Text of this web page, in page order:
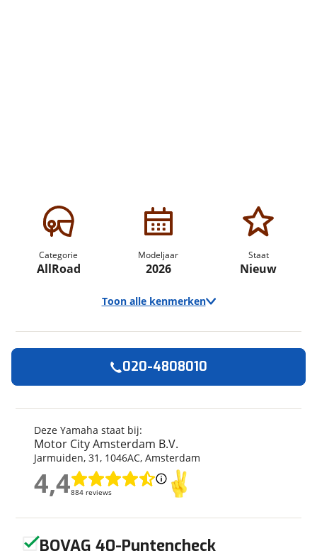
Categorie
AllRoad
Modeljaar
2026
Staat
Nieuw
Toon alle kenmerken
Merk
Yamaha
Model
Kenteken
003593
Bouwjaar
2026
Modeljaar
2026
AllRoad
Soort voertuig
Motor
Nieuw of occasion
Nieuw
Deze Yamaha staat bij:
Motor City Amsterdam B.V.
Jarmuiden, 31, 1046AC, Amsterdam
4,4884 reviews
4,4
020-4808010
BOVAG 40-Puntencheck